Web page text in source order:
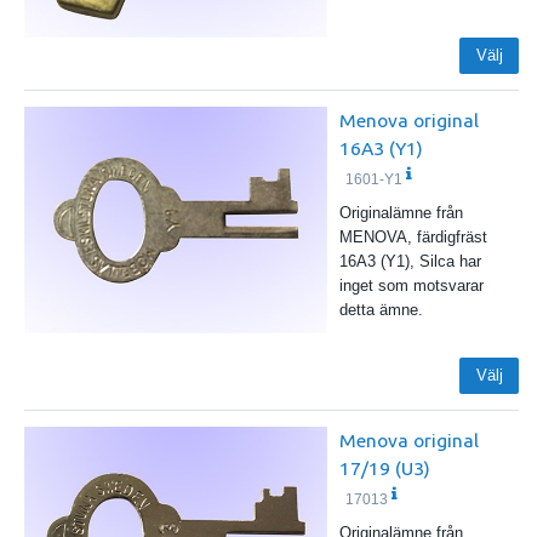
Välj
Menova original
16A3 (Y1)
1601-Y1
Originalämne från
MENOVA, färdigfräst
16A3 (Y1), Silca har
inget som motsvarar
detta ämne.
Välj
Menova original
17/19 (U3)
17013
Originalämne från